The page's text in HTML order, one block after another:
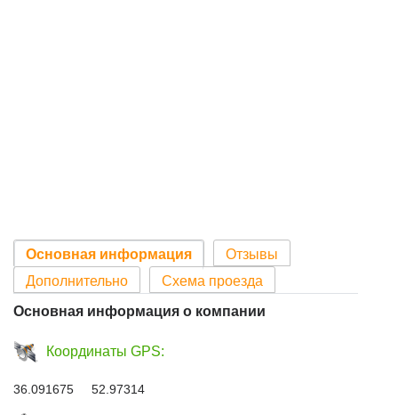
Основная информация
Отзывы
Дополнительно
Схема проезда
Основная информация о компании
Координаты GPS:
36.091675 52.97314